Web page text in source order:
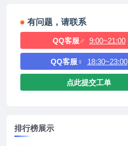
有问题，请联系
QQ客服♂ 9:00~21:00
QQ客服♀ 18:30~23:00
点此提交工单
排行榜展示